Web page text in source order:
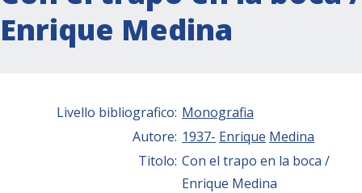
Enrique Medina
Livello bibliografico: Monografia
Autore: 1937- Enrique Medina
Titolo: Con el trapo en la boca /
Enrique Medina